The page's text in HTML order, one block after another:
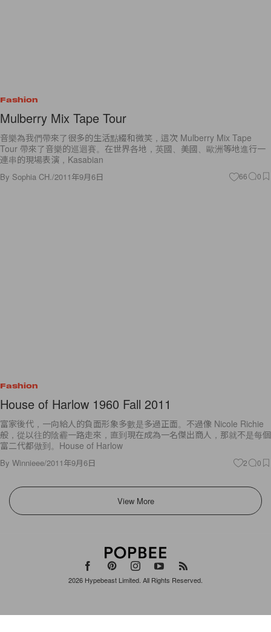
Fashion
Mulberry Mix Tape Tour
音樂為我們帶來了很多的生活點綴和微笑，這次 Mulberry Mix Tape
Tour 帶來了音樂的巡迴賽。在世界各地，英國、美國、歐洲等地進行一
連串的現場表演，Kasabian
By Sophia CH. /2011年9月6日 66 0
Fashion
House of Harlow 1960 Fall 2011
富家後代，一向給人的負面形象多數是多過正面。不過像 Nicole Richie
般，從以往的陰霾一路走來，直到現在成為一名傑出商人，那就不是每個
富二代都做到。House of Harlow
By Winnieee/2011年9月6日 2 0
View More
2026 Hypebeast Limited . All Rights Reserved.